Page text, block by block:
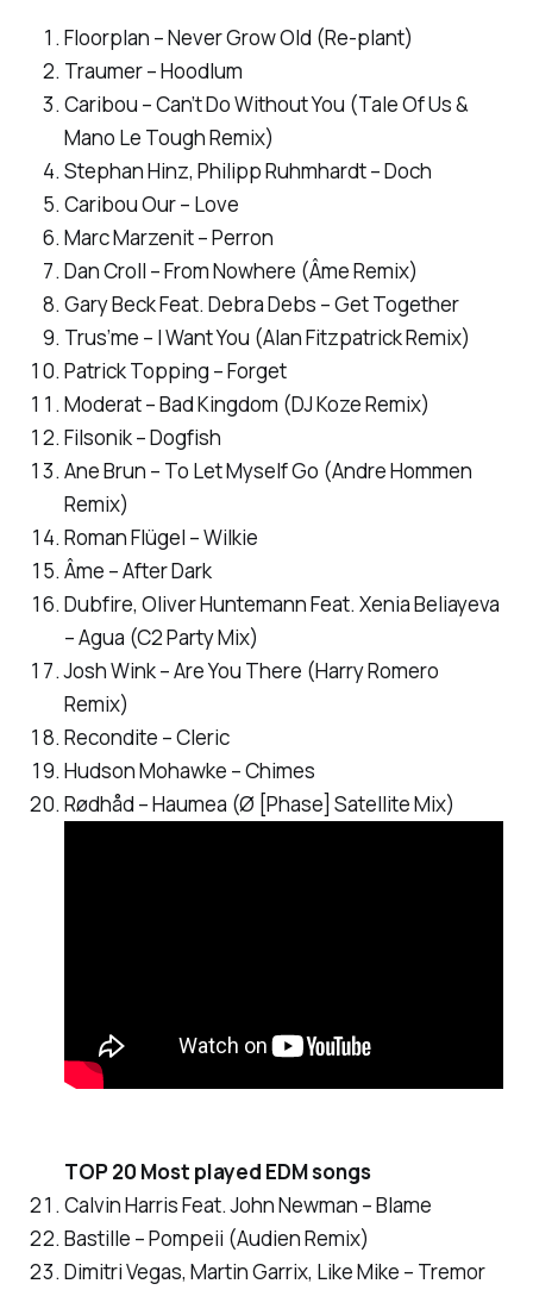
Floorplan – Never Grow Old (Re-plant)
Traumer – Hoodlum
Caribou – Can’t Do Without You (Tale Of Us &
Mano Le Tough Remix)
Stephan Hinz, Philipp Ruhmhardt – Doch
Caribou Our – Love
Marc Marzenit – Perron
Dan Croll – From Nowhere (Âme Remix)
Gary Beck Feat. Debra Debs – Get Together
Trus’me – I Want You (Alan Fitzpatrick Remix)
Patrick Topping – Forget
Moderat – Bad Kingdom (DJ Koze Remix)
Filsonik – Dogfish
Ane Brun – To Let Myself Go (Andre Hommen
Remix)
Roman Flügel – Wilkie
Âme – After Dark
Dubfire, Oliver Huntemann Feat. Xenia Beliayeva
– Agua (C2 Party Mix)
Josh Wink – Are You There (Harry Romero
Remix)
Recondite – Cleric
Hudson Mohawke – Chimes
Rødhåd – Haumea (Ø [Phase] Satellite Mix)
TOP 20 Most played EDM songs
Calvin Harris Feat. John Newman – Blame
Bastille – Pompeii (Audien Remix)
Dimitri Vegas, Martin Garrix, Like Mike – Tremor